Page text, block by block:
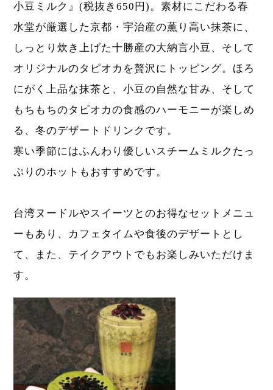
小豆ミルク』(税抜き650円)。素材にこだわる春
水堂が厳選した京都・宇治産の薫り高い抹茶に、
しっとり炊き上げた十勝産の大納言小豆、そして
オリジナルのタピオカを贅沢にトッピング。ほろ
にがく上品な抹茶と、小豆の自然な甘み、そして
もちもちのタピオカの食感のハーモニーが楽しめ
る、冬のデザートドリンクです。
寒い季節にはふんわり優しいスチームミルクたっ
ぷりのホットもおすすめです。
台湾ヌードルやスイーツとのお得なセットメニュ
ーもあり、カフェタイムや食後のデザートとし
て、また、テイクアウトでもお楽しみいただけま
す。